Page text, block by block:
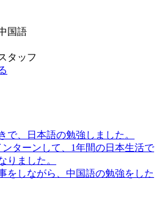
国語
タッフ
で、日本語の勉強しました。
ターンして、1年間の日本生活で
りました。
をしながら、中国語の勉強をした